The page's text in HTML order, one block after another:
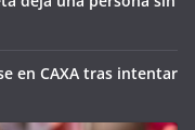
en CAXA tras intentar